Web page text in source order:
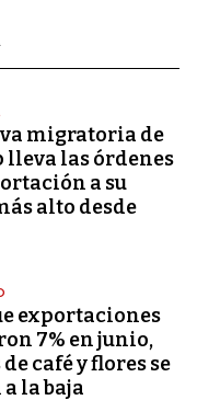
migratoria de
lleva las órdenes
a su
alto desde
exportaciones
7% en junio,
café y flores se
la baja